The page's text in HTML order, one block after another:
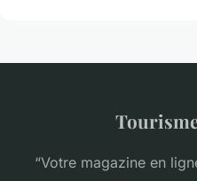
“Votre magazine en